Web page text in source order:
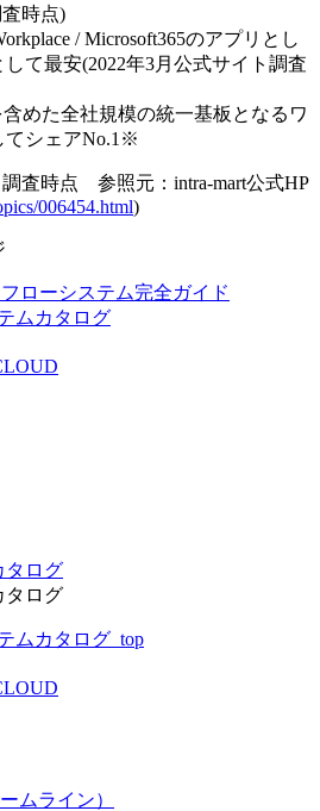
時点)
/ Microsoft365のアプリとし
て最安(2022年3月公式サイト調査
めた全社規模の統一基板となるワ
てシェアNo.1※
査時点 参照元：intra-mart公式HP
006454.html)
ローシステム完全ガイド
ムカタログ
タログ
タログ
ムカタログ_top
ムライン）